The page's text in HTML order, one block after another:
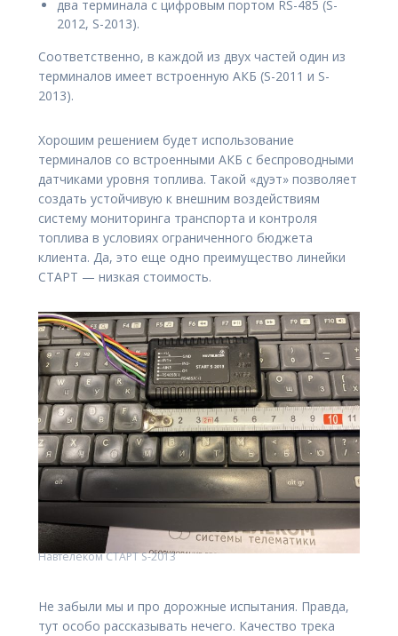
два терминала с цифровым портом RS-485 (S-
2012, S-2013).
Соответственно, в каждой из двух частей один из
терминалов имеет встроенную АКБ (S-2011 и S-
2013).
Хорошим решением будет использование
терминалов со встроенными АКБ с беспроводными
датчиками уровня топлива. Такой «дуэт» позволяет
создать устойчивую к внешним воздействиям
систему мониторинга транспорта и контроля
топлива в условиях ограниченного бюджета
клиента. Да, это еще одно преимущество линейки
СТАРТ — низкая стоимость.
Навтелеком СТАРТ S-2013
Не забыли мы и про дорожные испытания. Правда,
тут особо рассказывать нечего. Качество трека